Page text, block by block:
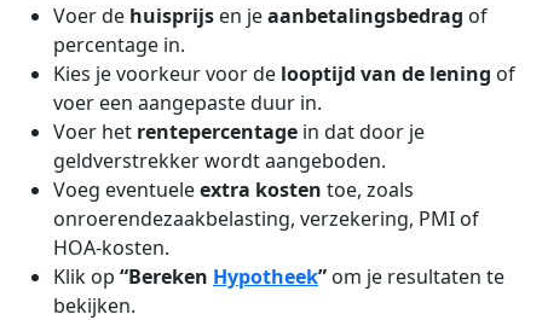
Voer de huisprijs en jeaanbetalingsbedrag of
percentage in.
Kies je voorkeur voor de looptijd van de lening of
voer een aangepaste duur in.
Voer het rentepercentage in dat door je
geldverstrekker wordt aangeboden.
Voeg eventueleextra kosten toe, zoals
onroerendezaakbelasting, verzekering, PMI of
HOA-kosten.
Klik op “Bereken Hypotheek” om je resultaten te
bekijken.